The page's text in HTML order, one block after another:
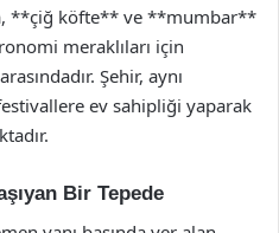
**çiğ köfte** ve **mumbar**
meraklıları için
Şehir, aynı
ev sahipliği yaparak
Bir Tepede